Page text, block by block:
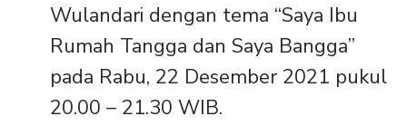
Wulandari dengan tema “Saya Ibu
Rumah Tangga dan Saya Bangga”
pada Rabu, 22 Desember 2021 pukul
20.00 – 21.30 WIB.